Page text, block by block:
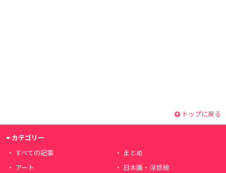
トップに戻る
カテゴリー
すべての記事
まとめ
アート
日本画・浮世絵